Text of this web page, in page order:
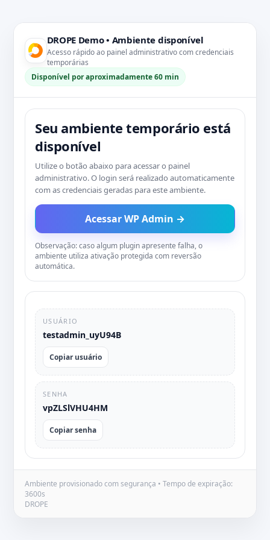
DROPE Demo • Ambiente disponível
Acesso rápido ao painel administrativo com credenciais
temporárias
Disponível por aproximadamente 60 min
Seu ambiente temporário está
disponível
Utilize o botão abaixo para acessar o painel
administrativo. O login será realizado automaticamente
com as credenciais geradas para este ambiente.
Acessar WP Admin →
Observação: caso algum plugin apresente falha, o
ambiente utiliza ativação protegida com reversão
automática.
USUÁRIO
testadmin_uyU94B
Copiar usuário
SENHA
vpZLSlVHU4HM
Copiar senha
Ambiente provisionado com segurança • Tempo de expiração:
3600s
DROPE